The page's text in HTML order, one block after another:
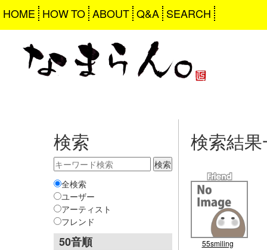
HOME HOW TO ABOUT Q&A SEARCH
検索
全検索
ユーザー
アーティスト
フレンド
50音順
検索結
55smiling